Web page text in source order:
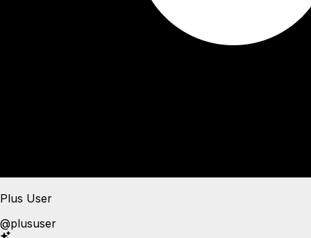
Plus User
@plususer